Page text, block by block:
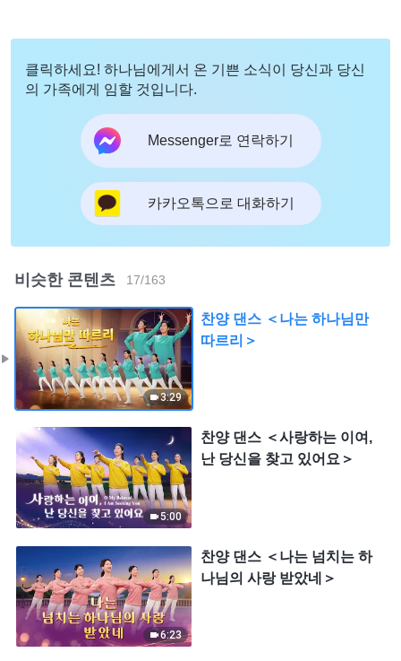
클릭하세요! 하나님에게서 온 기쁜 소식이 당신과 당신
의 가족에게 임할 것입니다.
Messenger로 연락하기
카카오톡으로 대화하기
비슷한 콘텐츠 17/163
3:29
찬양 댄스 ＜나는 하나님만
따르리＞
5:00
찬양 댄스 ＜사랑하는 이여,
난 당신을 찾고 있어요＞
6:23
찬양 댄스 ＜나는 넘치는 하
나님의 사랑 받았네＞